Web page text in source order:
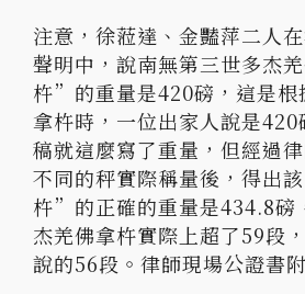
注意，徐蒞達、金豔萍二人
聲明中，說南無第三世多杰
杵”的重量是420磅，這是根
拿杵時，一位出家人說是420
稿就這麼寫了重量，但經過
不同的秤實際稱量後，得出
杵”的正確的重量是434.8磅
杰羌佛拿杵實際上超了59段
說的56段。律師現場公證書